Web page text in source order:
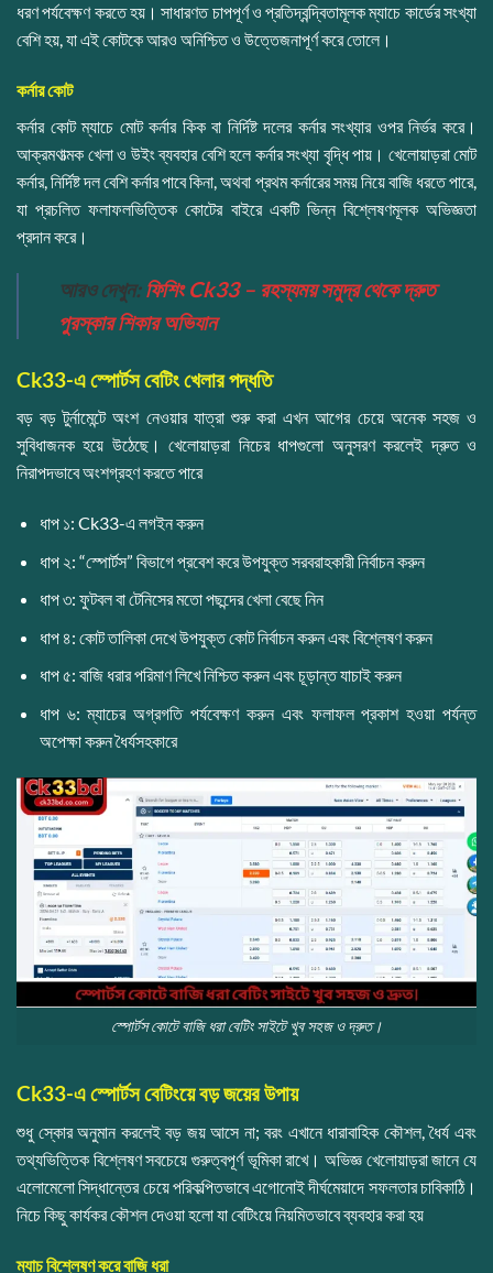
ধরণ পর্যবেক্ষণ করতে হয়। সাধারণত চাপপূর্ণ ও প্রতিদ্বন্দ্বিতামূলক ম্যাচে কার্ডের সংখ্যা
বেশি হয়, যা এই কোটকে আরও অনিশ্চিত ও উত্তেজনাপূর্ণ করে তোলে।
কর্নার কোট
কর্নার কোট ম্যাচে মোট কর্নার কিক বা নির্দিষ্ট দলের কর্নার সংখ্যার ওপর নির্ভর করে।
আক্রমণাত্মক খেলা ও উইং ব্যবহার বেশি হলে কর্নার সংখ্যা বৃদ্ধি পায়। খেলোয়াড়রা মোট
কর্নার, নির্দিষ্ট দল বেশি কর্নার পাবে কিনা, অথবা প্রথম কর্নারের সময় নিয়ে বাজি ধরতে পারে,
যা প্রচলিত ফলাফলভিত্তিক কোটের বাইরে একটি ভিন্ন বিশ্লেষণমূলক অভিজ্ঞতা
প্রদান করে।
আরও দেখুন:ফিশিং Ck33 – রহস্যময় সমুদ্র থেকে দ্রুত
পুরস্কার শিকার অভিযান
Ck33-এ স্পোর্টস বেটিং খেলার পদ্ধতি
বড় বড় টুর্নামেন্টে অংশ নেওয়ার যাত্রা শুরু করা এখন আগের চেয়ে অনেক সহজ ও
সুবিধাজনক হয়ে উঠেছে। খেলোয়াড়রা নিচের ধাপগুলো অনুসরণ করলেই দ্রুত ও
নিরাপদভাবে অংশগ্রহণ করতে পারে
ধাপ ১: Ck33-এ লগইন করুন
ধাপ ২: “স্পোর্টস” বিভাগে প্রবেশ করে উপযুক্ত সরবরাহকারী নির্বাচন করুন
ধাপ ৩: ফুটবল বা টেনিসের মতো পছন্দের খেলা বেছে নিন
ধাপ ৪: কোট তালিকা দেখে উপযুক্ত কোট নির্বাচন করুন এবং বিশ্লেষণ করুন
ধাপ ৫: বাজি ধরার পরিমাণ লিখে নিশ্চিত করুন এবং চূড়ান্ত যাচাই করুন
ধাপ ৬: ম্যাচের অগ্রগতি পর্যবেক্ষণ করুন এবং ফলাফল প্রকাশ হওয়া পর্যন্ত
অপেক্ষা করুন ধৈর্যসহকারে
স্পোর্টস কোটে বাজি ধরা বেটিং সাইটে খুব সহজ ও দ্রুত।
Ck33-এ স্পোর্টস বেটিংয়ে বড় জয়ের উপায়
শুধু স্কোর অনুমান করলেই বড় জয় আসে না; বরং এখানে ধারাবাহিক কৌশল, ধৈর্য এবং
তথ্যভিত্তিক বিশ্লেষণ সবচেয়ে গুরুত্বপূর্ণ ভূমিকা রাখে। অভিজ্ঞ খেলোয়াড়রা জানে যে
এলোমেলো সিদ্ধান্তের চেয়ে পরিকল্পিতভাবে এগোনোই দীর্ঘমেয়াদে সফলতার চাবিকাঠি।
নিচে কিছু কার্যকর কৌশল দেওয়া হলো যা বেটিংয়ে নিয়মিতভাবে ব্যবহার করা হয়
ম্যাচ বিশ্লেষণ করে বাজি ধরা